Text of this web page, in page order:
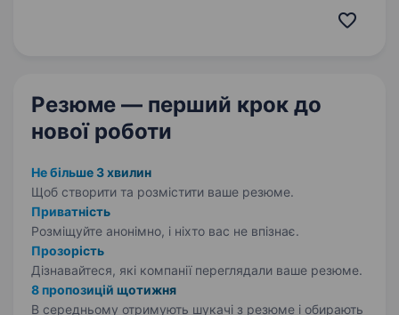
Резюме — перший крок до
нової роботи
Не більше 3 хвилин
Щоб створити та розмістити ваше резюме.
Приватність
Розміщуйте анонімно, і ніхто вас не впізнає.
Прозорість
Дізнавайтеся, які компанії переглядали ваше резюме.
8 пропозицій щотижня
В середньому отримують шукачі з резюме і обирають